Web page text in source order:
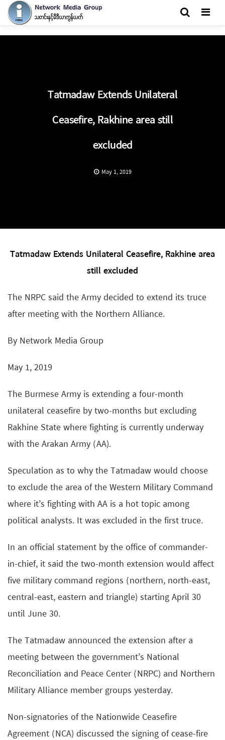
Tatmadaw Extends Unilateral
Ceasefire, Rakhine area still
excluded
May 1, 2019
Tatmadaw Extends Unilateral Ceasefire, Rakhine area
still excluded
The NRPC said the Army decided to extend its truce
after meeting with the Northern Alliance.
By Network Media Group
May 1, 2019
The Burmese Army is extending a four-month
unilateral ceasefire by two-months but excluding
Rakhine State where fighting is currently underway
with the Arakan Army (AA).
Speculation as to why the Tatmadaw would choose
to exclude the area of the Western Military Command
where it’s fighting with AA is a hot topic among
political analysts. It was excluded in the first truce.
In an official statement by the office of commander-
in-chief, it said the two-month extension would affect
five military command regions (northern, north-east,
central-east, eastern and triangle) starting April 30
until June 30.
The Tatmadaw announced the extension after a
meeting between the government’s National
Reconciliation and Peace Center (NRPC) and Northern
Military Alliance member groups yesterday.
Non-signatories of the Nationwide Ceasefire
Agreement (NCA) discussed the signing of cease-fire